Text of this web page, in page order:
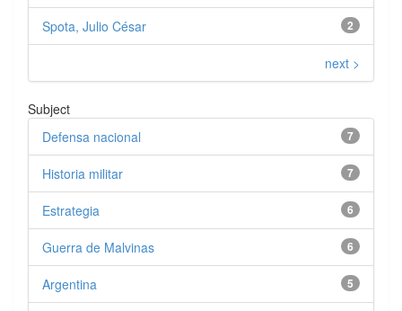
2
Spota, Julio César
next >
Subject
7
Defensa nacional
7
Historia militar
6
Estrategia
6
Guerra de Malvinas
5
Argentina